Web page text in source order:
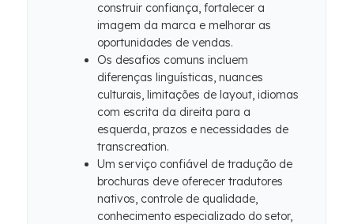
construir confiança, fortalecer a
imagem da marca e melhorar as
oportunidades de vendas.
Os desafios comuns incluem
diferenças linguísticas, nuances
culturais, limitações de layout, idiomas
com escrita da direita para a
esquerda, prazos e necessidades de
transcreation.
Um serviço confiável de tradução de
brochuras deve oferecer tradutores
nativos, controle de qualidade,
conhecimento especializado do setor,